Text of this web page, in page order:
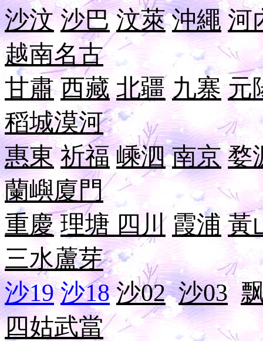
沙汶 沙巴 汶萊 沖繩 河
越南名古
甘肅 西藏 北疆 九寨 元
稻城漠河
惠東 祈福 嵊泗 南京 婺
蘭嶼廈門
重慶 理塘 四川 霞浦 黃
三水蘆芽
沙19 沙18 沙02 沙03
四姑武當